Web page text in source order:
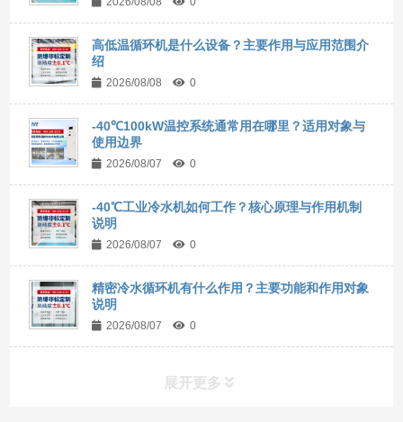
高低温循环机是什么设备？主要作用与应用范围介
绍
2026/08/08 0
-40℃100kW温控系统通常用在哪里？适用对象与
使用边界
2026/08/07 0
-40℃工业冷水机如何工作？核心原理与作用机制
说明
2026/08/07 0
精密冷水循环机有什么作用？主要功能和作用对象
说明
2026/08/07 0
展开更多